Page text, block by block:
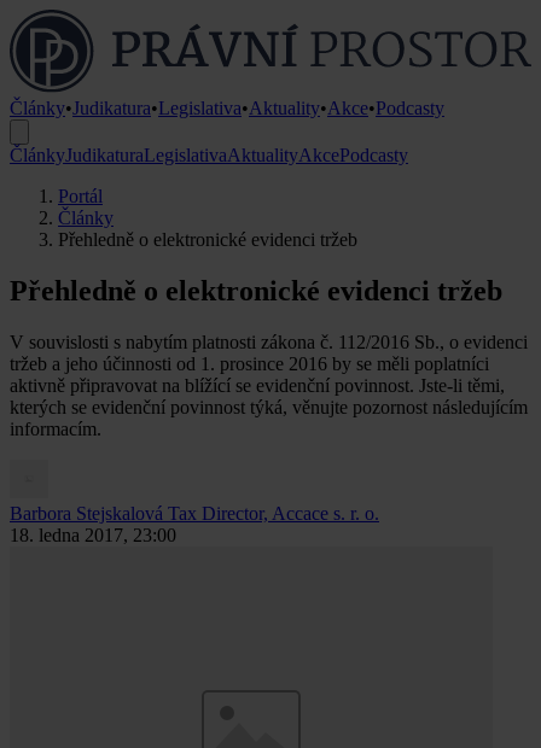
Články•Judikatura•Legislativa•Aktuality•Akce•Podcasty
ČlánkyJudikaturaLegislativaAktualityAkcePodcasty
Portál
Články
Přehledně o elektronické evidenci tržeb
Přehledně o elektronické evidenci tržeb
V souvislosti s nabytím platnosti zákona č. 112/2016 Sb., o evidenci
tržeb a jeho účinnosti od 1. prosince 2016 by se měli poplatníci
aktivně připravovat na blížící se evidenční povinnost. Jste-li těmi,
kterých se evidenční povinnost týká, věnujte pozornost následujícím
informacím.
Barbora Stejskalová Tax Director, Accace s. r. o.
18. ledna 2017, 23:00